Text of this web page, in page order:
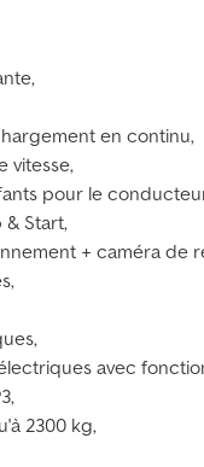
en continu,
vitesse,
pour le
& Start,
+ caméra de
avec
2300 kg,